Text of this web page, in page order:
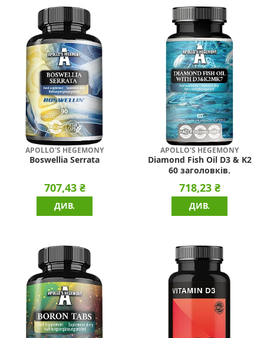
APOLLO'S HEGEMONY
Boswellia Serrata
707,43 ₴
ДИВ.
APOLLO'S HEGEMONY
Diamond Fish Oil D3 & K2
60 заголовків.
718,23 ₴
ДИВ.